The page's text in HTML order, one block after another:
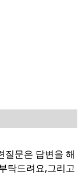
질문은 답변을 해
탁드려요,그리고